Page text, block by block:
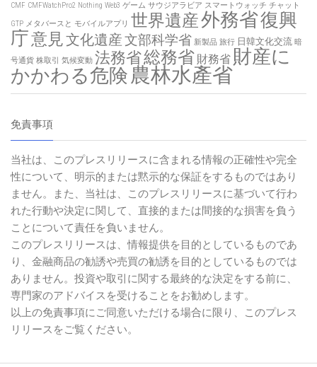
CMF CMFWatchPro2 Nothing Web3 ゲーム サウジアラビア スマートウォッチ チャット
GTP メタバースと モバイルアプリ 世界遺産外務省復興
庁意見文化遺産文部科学省 新製品 旅行 日韓文化交流 暗
号通貨 株取引 気候変動 法務省総務省 財務省 財産に
かかわる危険農林水產省
免責事項
当社は、このプレスリリースに含まれる情報の正確性や完全
性について、明示的または黙示的な保証をするものではあり
ません。また、当社は、このプレスリリースに基づいて行わ
れた行動や決定に関して、直接的または間接的な損害を負う
ことについて責任を負いません。
このプレスリリースは、情報提供を目的としているものであ
り、金融商品の勧誘や売買の勧誘を目的としているものでは
ありません。投資や取引に関する最終的な決定をする前に、
専門家のアドバイスを受けることをお勧めします。
以上の免責事項にご同意いただける場合に限り、このプレス
リリースをご覧ください。